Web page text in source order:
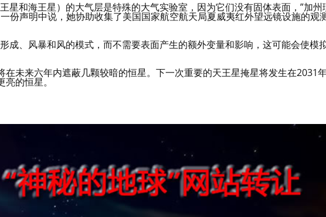
星和海王星）的大气层是特殊的大气实验室，因为它们没有固体表面，”加州
份声明中说，她协助收集了美国国家航空航天局夏威夷红外望远镜设施的观
成、风暴和风的模式，而不需要表面产生的额外变量和影响，这可能会使模
未来六年内遮蔽几颗较暗的恒星。下一次重要的天王星掩星将发生在2031年
的恒星。